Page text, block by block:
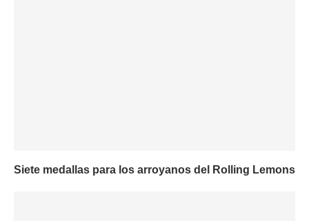
Siete medallas para los arroyanos del Rolling Lemons